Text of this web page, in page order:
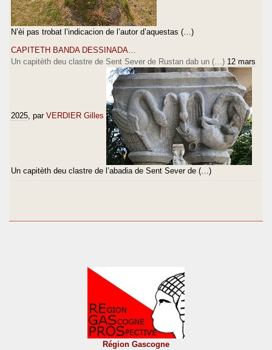
N’èi pas trobat l’indicacion de l’autor d’aquestas (…)
CAPITETH BANDA DESSINADA…
Un capitèth deu clastre de Sent Sever de Rustan dab un (…) 12 mars
2025 , par VERDIER Gilles
Un capitèth deu clastre de l’abadia de Sent Sever de (…)
Région Gascogne